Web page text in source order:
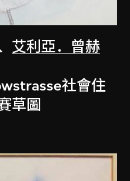
艾利亞．曾赫
社會住
草圖